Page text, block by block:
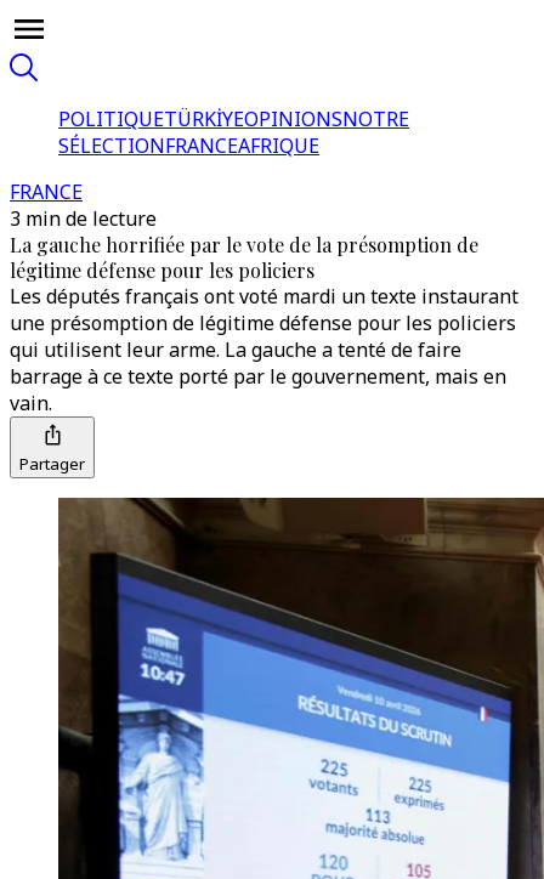
POLITIQUETÜRKİYEOPINIONSNOTRE
SÉLECTIONFRANCEAFRIQUE
FRANCE
3 min de lecture
La gauche horrifiée par le vote de la présomption de
légitime défense pour les policiers
Les députés français ont voté mardi un texte instaurant
une présomption de légitime défense pour les policiers
qui utilisent leur arme. La gauche a tenté de faire
barrage à ce texte porté par le gouvernement, mais en
vain.
Partager